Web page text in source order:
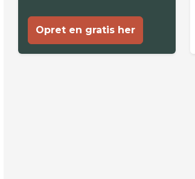
Opret en gratis her